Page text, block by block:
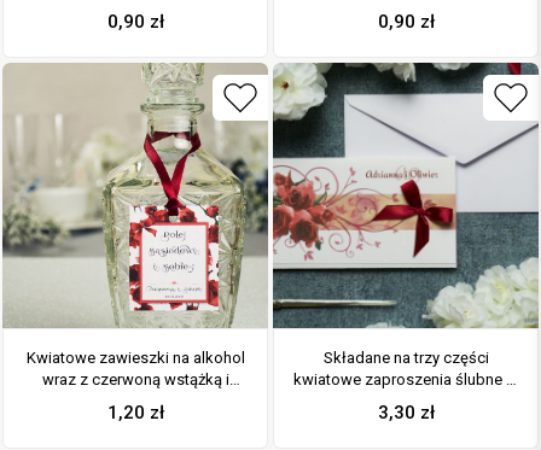
Czerwone róże z malowaną,
pionową wstążką
0,90 zł
z malowaną, poziomą wstążką
0,90 zł
Kwiatowe zawieszki na alkohol
wraz z czerwoną wstążką i
prostokątnym motywem
kwiatów róży
1,20 zł
Składane na trzy części
kwiatowe zaproszenia ślubne w
formacie DL. Kwiaty – czerwone
róże, bordowa kokardka i
3,30 zł